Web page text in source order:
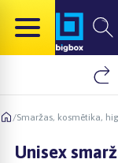
/Smaržas, kosmētika,
Unisex